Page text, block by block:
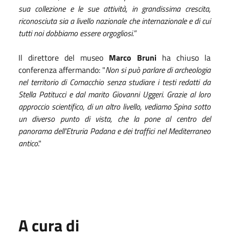
sua collezione e le sue attività, in grandissima crescita,
riconosciuta sia a livello nazionale che internazionale e di cui
tutti noi dobbiamo essere orgogliosi.”
Il direttore del museo Marco Bruni ha chiuso la
conferenza affermando: "Non si può parlare di archeologia
nel territorio di Comacchio senza studiare i testi redatti da
Stella Patitucci e dal marito Giovanni Uggeri. Grazie al loro
approccio scientifico, di un altro livello, vediamo Spina sotto
un diverso punto di vista, che la pone al centro del
panorama dell'Etruria Padana e dei traffici nel Mediterraneo
antico."
A cura di